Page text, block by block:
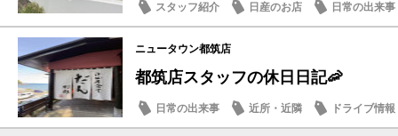
スタッフ紹介 日産のお店 日常の出来事
ニュータウン都筑店
都筑店スタッフの休日日記🦐
日常の出来事 近所・近隣 ドライブ情報